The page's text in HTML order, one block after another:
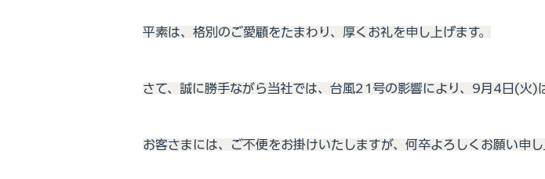
平素は、格別のご愛顧をたまわり、厚くお礼を申し上げます。
さて、誠に勝手ながら当社では、台風21号の影響により、9月4日(火)
お客さまには、ご不便をお掛けいたしますが、何卒よろしくお願い申し